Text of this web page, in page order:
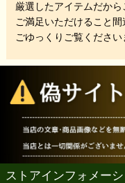
厳選したアイテムだから
ご満足いただけること間
ごゆっくりご覧ください
ストアインフォメー